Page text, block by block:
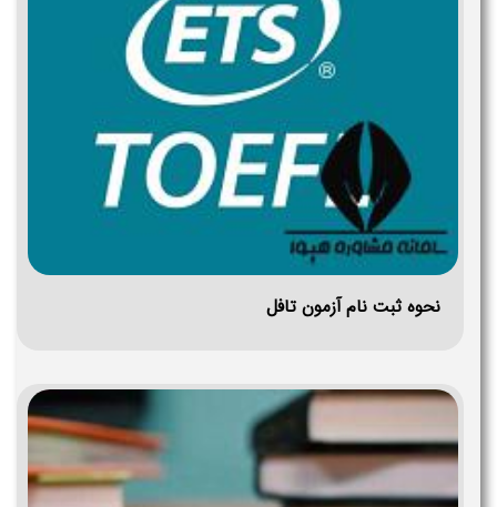
نحوه ثبت نام آزمون تافل